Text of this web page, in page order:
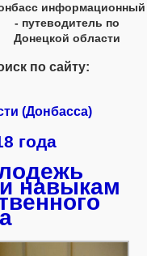
информационный
- путеводитель по
Донецкой области
по сайту:
(Донбасса)
года
навыкам